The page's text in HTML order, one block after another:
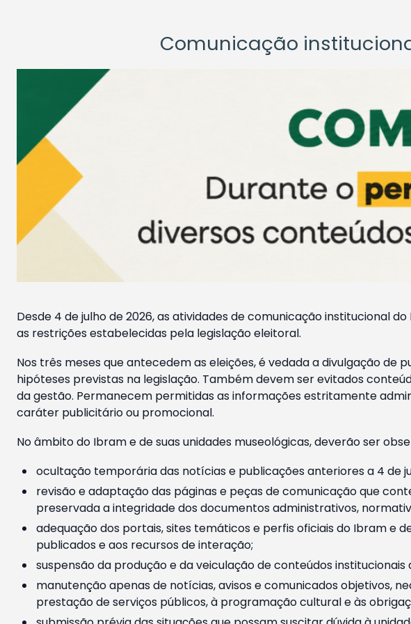
Comunicação
Desde 4 de julho de 2026, as atividades de comunicação institucional
as restrições estabelecidas pela legislação eleitoral.
Nos três meses que antecedem as eleições, é vedada a divulgação de
hipóteses previstas na legislação. Também devem ser evitados
da gestão. Permanecem permitidas as informações estritamente
caráter publicitário ou promocional.
No âmbito do Ibram e de suas unidades museológicas, deverão ser
ocultação temporária das notícias e publicações anteriores a 4 de
revisão e adaptação das páginas e peças de comunicação que
preservada a integridade dos documentos administrativos,
adequação dos portais, sites temáticos e perfis oficiais do Ibram e
publicados e aos recursos de interação;
suspensão da produção e da veiculação de conteúdos
manutenção apenas de notícias, avisos e comunicados objetivos,
prestação de serviços públicos, à programação cultural e às